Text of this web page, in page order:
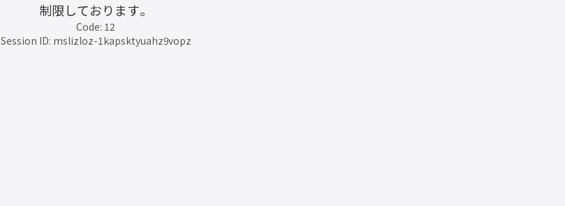
制限しております。
Code: 12
Session ID: mslizloz-1kapsktyuahz9vopz